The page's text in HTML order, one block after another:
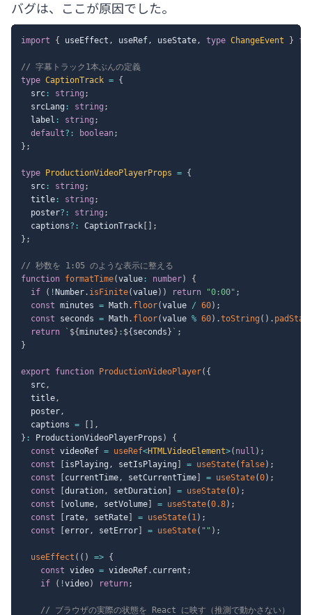
バグは、ここが原因でした。
import { useEffect , useRef, useState, type ChangeEvent }
// 字幕トラック1本ぶんの定義
type CaptionTrack = {
  src
: string ;
  srcLang
: string ;
  label
: string ;
default? : boolean;
} ;
type ProductionVideoPlayerProps = {
  src
: string ;
  title
: string ;
  poster
? : string ;
  captions
? : CaptionTrack
;
} ;
// 秒数を 1:05 のような表示に整える
function formatTime(value : number)
{
if
( ! Number. isFinite(value) ) return "0:00" ;
const minutes = Math. floor(value / 60) ;
const seconds = Math. floor(value % 60) .toString ( ) .
return
` ${minutes } : ${ seconds } ` ;
}
export function ProductionVideoPlayer( {
  src
,
  title
,
  poster
,
  captions
=
,
} : ProductionVideoPlayerProps )
{
const videoRef = useRef<HTMLVideoElement>( null ) ;
const
isPlaying , setIsPlaying = useState( false) ;
const
currentTime, setCurrentTime = useState(0) ;
const
duration, setDuration = useState(0) ;
const
volume, setVolume = useState(0.8) ;
const
rate, setRate = useState( 1) ;
const
error, setError = useState( "" ) ;
useEffect ( ( ) => {
const video = videoRef. current ;
if
( !video) return;
// ブラウザの実際の状態を React に映す（推測で動かさない）